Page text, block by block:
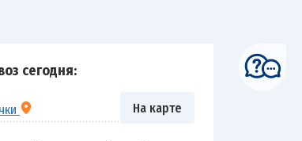
сегодня:
На карте